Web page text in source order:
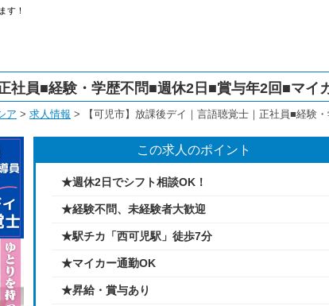
す！
社員■経験・学歴不問■週休2日■賞与年2回■マイ
ア > 求人情報 > 【可児市】放課後デイ｜言語聴覚士｜正社員■経験
この求人のポイント
★週休2日でシフト相談OK！
★経験不問、未経験者大歓迎
★駅チカ「西可児駅」徒歩7分
★マイカー通勤OK
★昇給・賞与あり